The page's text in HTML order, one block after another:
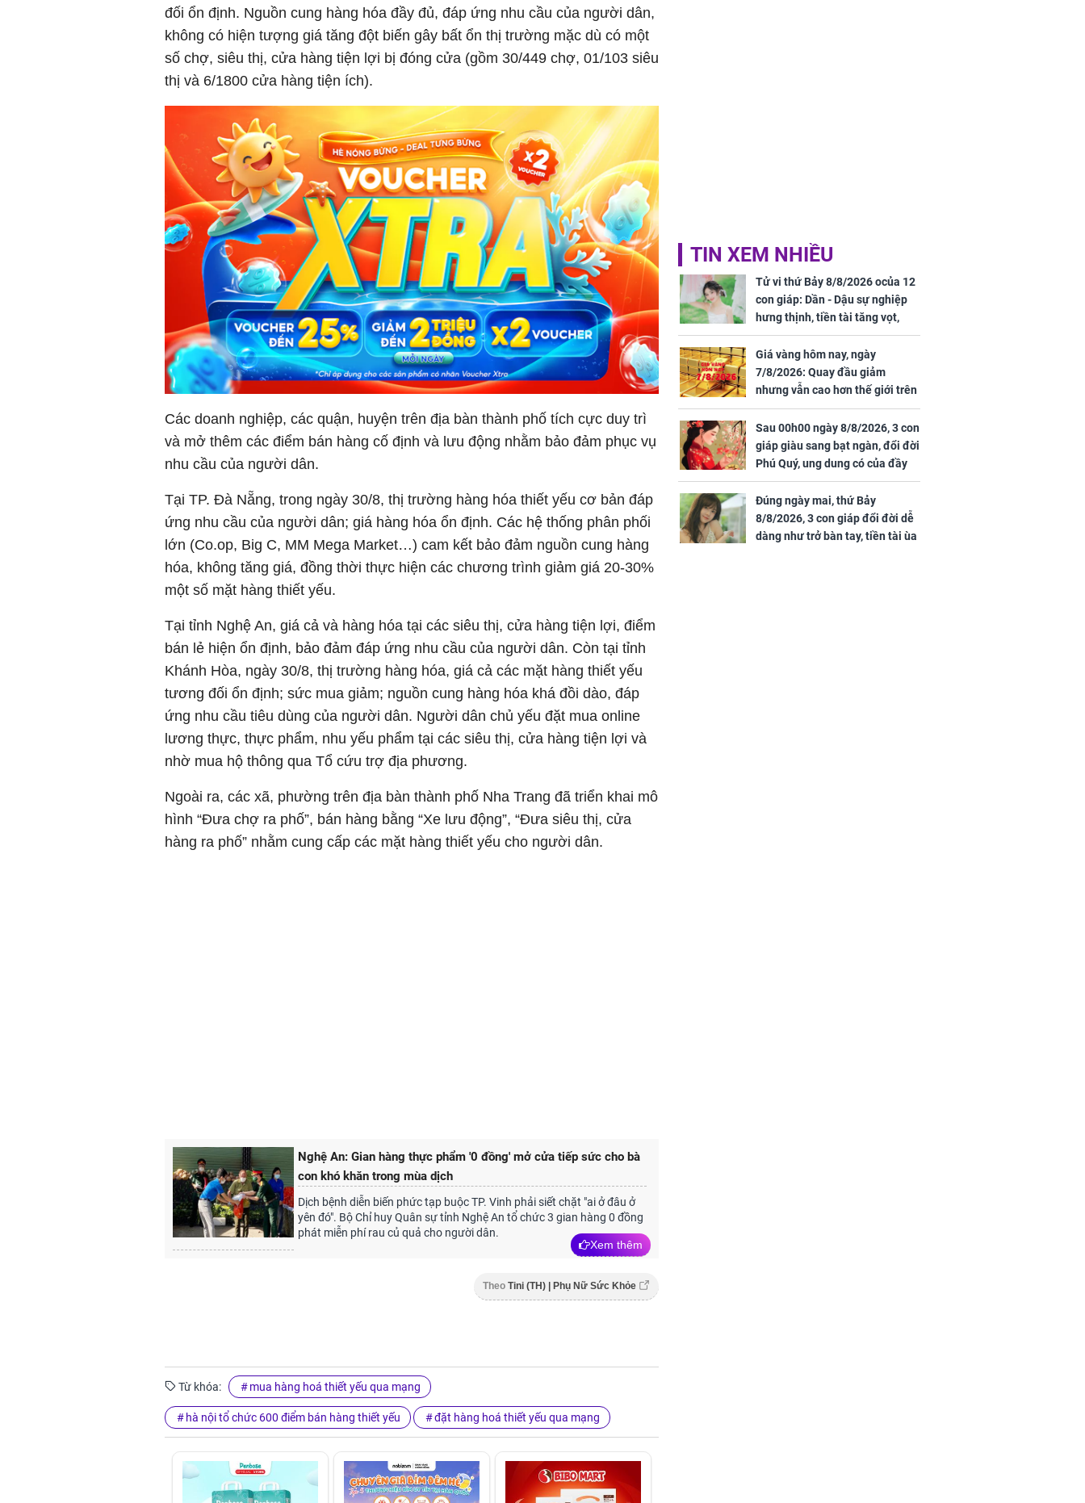
đối ổn định. Nguồn cung hàng hóa đầy đủ, đáp ứng nhu cầu của người dân,
không có hiện tượng giá tăng đột biến gây bất ổn thị trường mặc dù có một
số chợ, siêu thị, cửa hàng tiện lợi bị đóng cửa (gồm 30/449 chợ, 01/103 siêu
thị và 6/1800 cửa hàng tiện ích).
Các doanh nghiệp, các quận, huyện trên địa bàn thành phố tích cực duy trì
và mở thêm các điểm bán hàng cố định và lưu động nhằm bảo đảm phục vụ
nhu cầu của người dân.
Tại TP. Đà Nẵng, trong ngày 30/8, thị trường hàng hóa thiết yếu cơ bản đáp
ứng nhu cầu của người dân; giá hàng hóa ổn định. Các hệ thống phân phối
lớn (Co.op, Big C, MM Mega Market…) cam kết bảo đảm nguồn cung hàng
hóa, không tăng giá, đồng thời thực hiện các chương trình giảm giá 20-30%
một số mặt hàng thiết yếu.
Tại tỉnh Nghệ An, giá cả và hàng hóa tại các siêu thị, cửa hàng tiện lợi, điểm
bán lẻ hiện ổn định, bảo đảm đáp ứng nhu cầu của người dân. Còn tại tỉnh
Khánh Hòa, ngày 30/8, thị trường hàng hóa, giá cả các mặt hàng thiết yếu
tương đối ổn định; sức mua giảm; nguồn cung hàng hóa khá đồi dào, đáp
ứng nhu cầu tiêu dùng của người dân. Người dân chủ yếu đặt mua online
lương thực, thực phẩm, nhu yếu phẩm tại các siêu thị, cửa hàng tiện lợi và
nhờ mua hộ thông qua Tổ cứu trợ địa phương.
Ngoài ra, các xã, phường trên địa bàn thành phố Nha Trang đã triển khai mô
hình “Đưa chợ ra phố”, bán hàng bằng “Xe lưu động”, “Đưa siêu thị, cửa
hàng ra phố” nhằm cung cấp các mặt hàng thiết yếu cho người dân.
Nghệ An: Gian hàng thực phẩm '0 đồng' mở cửa tiếp sức cho bà
con khó khăn trong mùa dịch
Dịch bệnh diễn biến phức tạp buộc TP. Vinh phải siết chặt "ai ở đâu ở
yên đó". Bộ Chỉ huy Quân sự tỉnh Nghệ An tổ chức 3 gian hàng 0 đồng
phát miễn phí rau củ quả cho người dân.
Xem thêm
Theo Tini (TH) | Phụ Nữ Sức Khỏe
Từ khóa: mua hàng hoá thiết yếu qua mạng
hà nội tổ chức 600 điểm bán hàng thiết yếu đặt hàng hoá thiết yếu qua mạng
TIN XEM NHIỀU
Tử vi thứ Bảy 8/8/2026 ocủa 12
con giáp: Dần - Dậu sự nghiệp
hưng thịnh, tiền tài tăng vọt,
Mão - Thân công việc bất trắc,
tiền mất tật mang
Giá vàng hôm nay, ngày
7/8/2026: Quay đầu giảm
nhưng vẫn cao hơn thế giới trên
7 triệu đồng
Sau 00h00 ngày 8/8/2026, 3 con
giáp giàu sang bạt ngàn, đổi đời
Phú Quý, ung dung có của đầy
nhà, ngày càng hưng thịnh sung
túc
Đúng ngày mai, thứ Bảy
8/8/2026, 3 con giáp đổi đời dễ
dàng như trở bàn tay, tiền tài ùa